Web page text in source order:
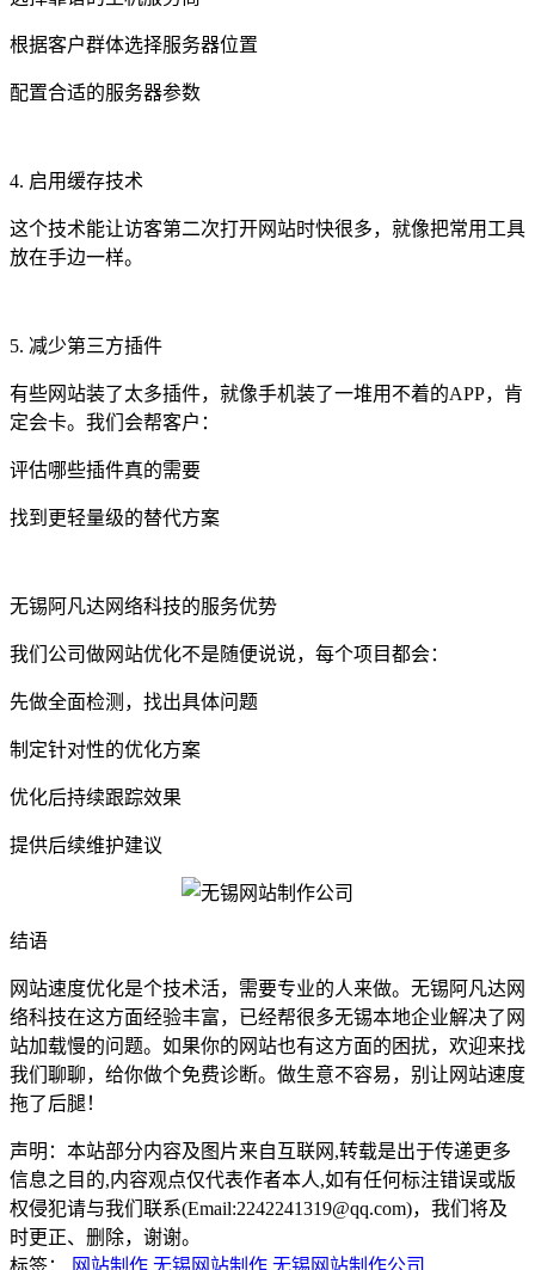
根据客户群体选择服务器位置
配置合适的服务器参数
4. 启用缓存技术
这个技术能让访客第二次打开网站时快很多，就像把常用工具
放在手边一样。
5. 减少第三方插件
有些网站装了太多插件，就像手机装了一堆用不着的APP，肯
定会卡。我们会帮客户：
评估哪些插件真的需要
找到更轻量级的替代方案
无锡阿凡达网络科技的服务优势
我们公司做网站优化不是随便说说，每个项目都会：
先做全面检测，找出具体问题
制定针对性的优化方案
优化后持续跟踪效果
提供后续维护建议
结语
网站速度优化是个技术活，需要专业的人来做。无锡阿凡达网
络科技在这方面经验丰富，已经帮很多无锡本地企业解决了网
站加载慢的问题。如果你的网站也有这方面的困扰，欢迎来找
我们聊聊，给你做个免费诊断。做生意不容易，别让网站速度
拖了后腿！
声明：本站部分内容及图片来自互联网,转载是出于传递更多
信息之目的,内容观点仅代表作者本人,如有任何标注错误或版
权侵犯请与我们联系(Email:2242241319@qq.com)，我们将及
时更正、删除，谢谢。
标签：
网站制作 无锡网站制作 无锡网站制作公司